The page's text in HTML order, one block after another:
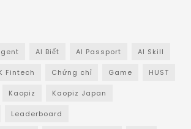
AI Biết AI Passport AI Skill
Fintech Chứng chỉ Game HUST
Kaopiz Kaopiz Japan
Leaderboard